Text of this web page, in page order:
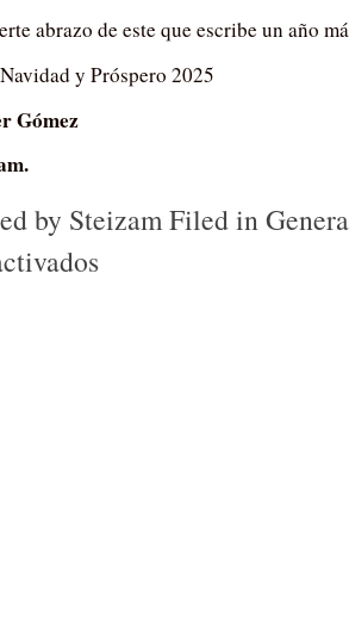
abrazo de este que escribe un año
y Próspero 2025
Gómez
by SteizamFiled in